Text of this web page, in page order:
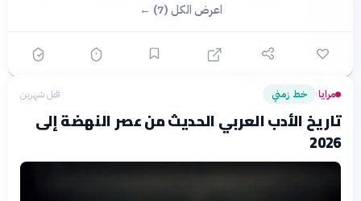
اعرض الكل (7) ←
مرايا› خط زمني قبل شهرين
تاريخ الأدب العربي الحديث من عصر النهضة إلى
2026